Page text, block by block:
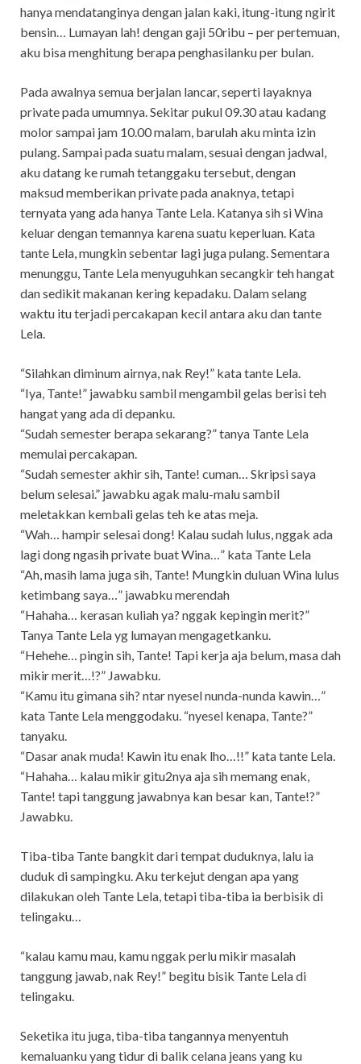
hanya mendatanginya dengan jalan kaki, itung-itung ngirit
bensin… Lumayan lah! dengan gaji 50ribu – per pertemuan,
aku bisa menghitung berapa penghasilanku per bulan.
Pada awalnya semua berjalan lancar, seperti layaknya
private pada umumnya. Sekitar pukul 09.30 atau kadang
molor sampai jam 10.00 malam, barulah aku minta izin
pulang. Sampai pada suatu malam, sesuai dengan jadwal,
aku datang ke rumah tetanggaku tersebut, dengan
maksud memberikan private pada anaknya, tetapi
ternyata yang ada hanya Tante Lela. Katanya sih si Wina
keluar dengan temannya karena suatu keperluan. Kata
tante Lela, mungkin sebentar lagi juga pulang. Sementara
menunggu, Tante Lela menyuguhkan secangkir teh hangat
dan sedikit makanan kering kepadaku. Dalam selang
waktu itu terjadi percakapan kecil antara aku dan tante
Lela.
“Silahkan diminum airnya, nak Rey!” kata tante Lela.
“Iya, Tante!” jawabku sambil mengambil gelas berisi teh
hangat yang ada di depanku.
“Sudah semester berapa sekarang?” tanya Tante Lela
memulai percakapan.
“Sudah semester akhir sih, Tante! cuman… Skripsi saya
belum selesai.” jawabku agak malu-malu sambil
meletakkan kembali gelas teh ke atas meja.
“Wah… hampir selesai dong! Kalau sudah lulus, nggak ada
lagi dong ngasih private buat Wina…” kata Tante Lela
“Ah, masih lama juga sih, Tante! Mungkin duluan Wina lulus
ketimbang saya…” jawabku merendah
“Hahaha… kerasan kuliah ya? nggak kepingin merit?”
Tanya Tante Lela yg lumayan mengagetkanku.
“Hehehe… pingin sih, Tante! Tapi kerja aja belum, masa dah
mikir merit…!?” Jawabku.
“Kamu itu gimana sih? ntar nyesel nunda-nunda kawin…”
kata Tante Lela menggodaku. “nyesel kenapa, Tante?”
tanyaku.
“Dasar anak muda! Kawin itu enak lho…!!” kata tante Lela.
“Hahaha… kalau mikir gitu2nya aja sih memang enak,
Tante! tapi tanggung jawabnya kan besar kan, Tante!?”
Jawabku.
Tiba-tiba Tante bangkit dari tempat duduknya, lalu ia
duduk di sampingku. Aku terkejut dengan apa yang
dilakukan oleh Tante Lela, tetapi tiba-tiba ia berbisik di
telingaku…
“kalau kamu mau, kamu nggak perlu mikir masalah
tanggung jawab, nak Rey!” begitu bisik Tante Lela di
telingaku.
Seketika itu juga, tiba-tiba tangannya menyentuh
kemaluanku yang tidur di balik celana jeans yang ku